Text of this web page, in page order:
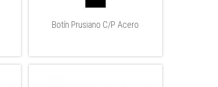
Botín Prusiano C/P Acero